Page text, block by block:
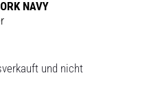
NAVY
und nicht